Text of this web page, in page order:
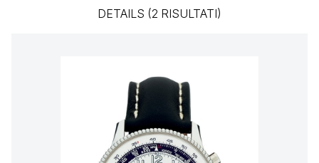
DETAILS (2 RISULTATI)